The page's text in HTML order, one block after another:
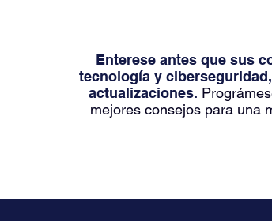
Enterese antes que sus
tecnología y
actualizaciones.
mejores consejos para una